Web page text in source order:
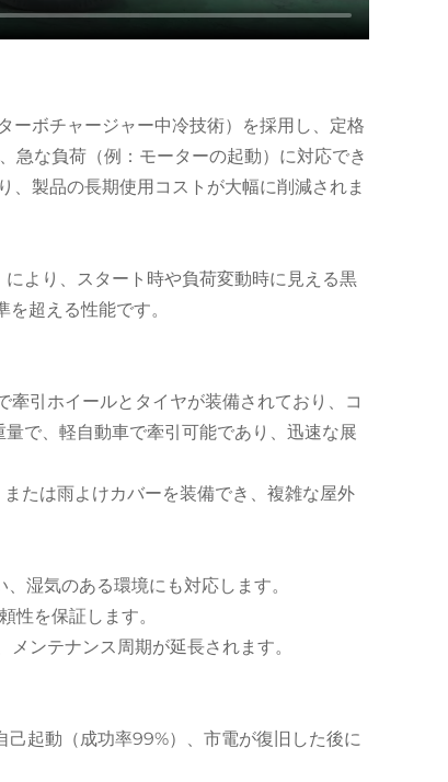
ボチャージャー中冷技術）を採用し、定格
な負荷（例：モーターの起動）に対応でき
製品の長期使用コストが大幅に削減されま
より、スタート時や負荷変動時に見える黒
超える性能です。
引ホイールとタイヤが装備されており、コ
で、軽自動車で牽引可能であり、迅速な展
たは雨よけカバーを装備でき、複雑な屋外
湿気のある環境にも対応します。
性を保証します。
ンテナンス周期が延長されます。
己起動（成功率99%）、市電が復旧した後に